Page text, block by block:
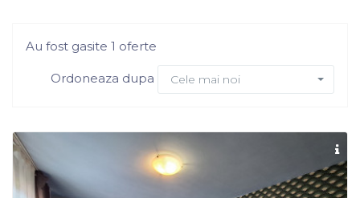
Au fost gasite 1 oferte
Ordoneaza dupa Cele mai noi